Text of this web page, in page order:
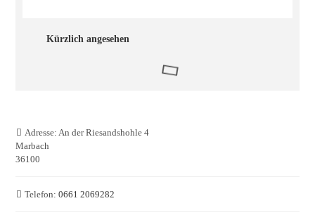
Kürzlich angesehen
Adresse: An der Riesandshohle 4
Marbach
36100
Telefon: 0661 2069282